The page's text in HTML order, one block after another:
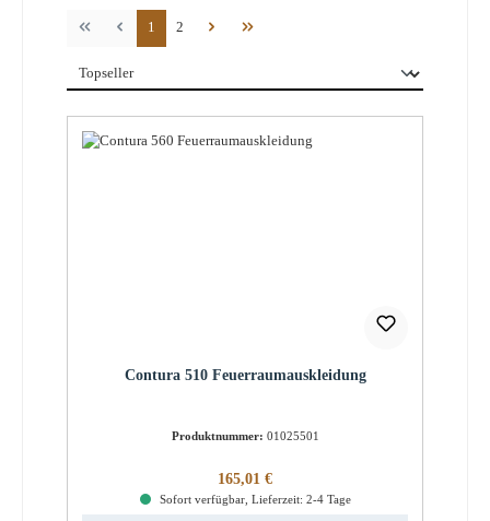
Seite
1 Seite
2
Contura 510 Feuerraumauskleidung
Produktnummer: 01025501
Regulärer Preis:
165,01 €
Sofort verfügbar, Lieferzeit: 2-4 Tage